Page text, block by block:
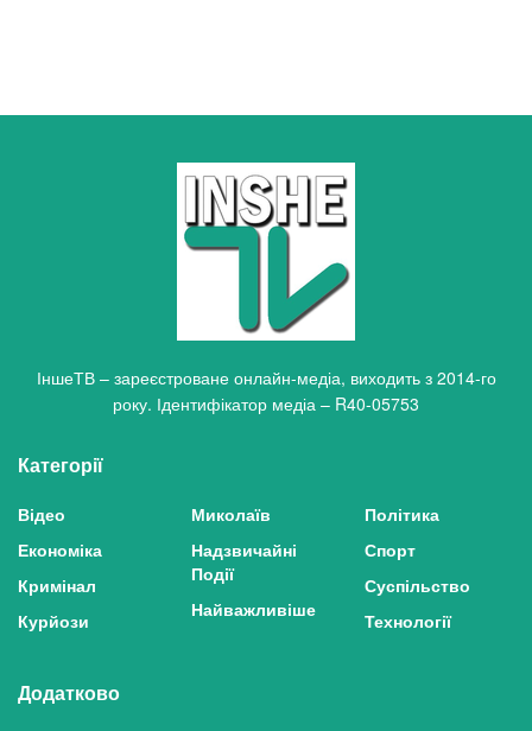
ІншеТВ – зареєстроване онлайн-медіа, виходить з 2014-го
року. Ідентифікатор медіа – R40-05753
Категорії
Відео
Економіка
Кримінал
Курйози
Миколаїв
Надзвичайні
Події
Найважливіше
Політика
Спорт
Суспільство
Технології
Додатково